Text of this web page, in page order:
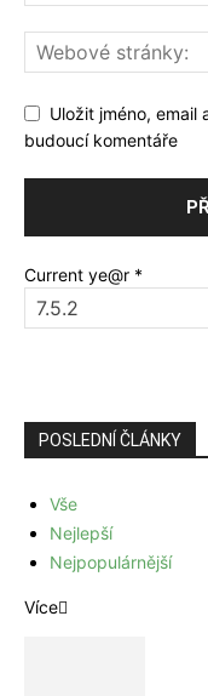
Uložit jméno, email
budoucí komentáře
Current ye@r *
POSLEDNÍ ČLÁNKY
Vše
Nejlepší
Nejpopulárnější
Více